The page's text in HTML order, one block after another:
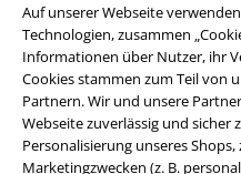
Auf unserer Webseite
Technologien, zusammen
Informationen über Nutzer, ihr
Cookies stammen zum Teil von
Partnern. Wir und unsere
Webseite zuverlässig und sicher
Personalisierung unseres
Marketingzwecken (z. B.